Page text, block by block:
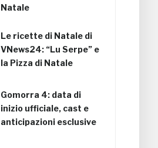
Natale
Le ricette di Natale di
VNews24: “Lu Serpe” e
la Pizza di Natale
Gomorra 4: data di
inizio ufficiale, cast e
anticipazioni esclusive